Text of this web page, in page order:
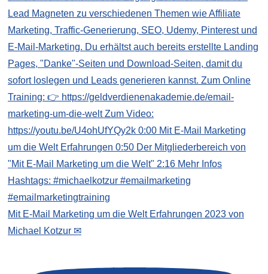
Mit E-Mail Marketing um die Welt Erfahrungen 2023 von
Michael Kotzur ✉